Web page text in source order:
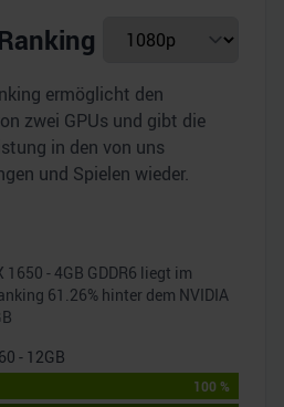
ermöglicht den
zwei GPUs und gibt die
in den von uns
und Spielen wieder.
1650 - 4GB GDDR6 liegt im
61.26% hinter dem NVIDIA
- 12GB
100 %